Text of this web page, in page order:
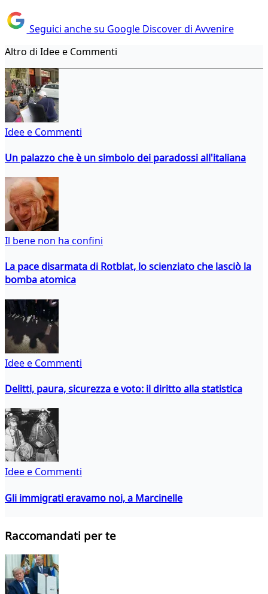
Seguici anche su Google Discover di Avvenire
Altro di Idee e Commenti
Idee e Commenti
Un palazzo che è un simbolo dei paradossi all'italiana
Il bene non ha confini
La pace disarmata di Rotblat, lo scienziato che lasciò la
bomba atomica
Idee e Commenti
Delitti, paura, sicurezza e voto: il diritto alla statistica
Idee e Commenti
Gli immigrati eravamo noi, a Marcinelle
Raccomandati per te